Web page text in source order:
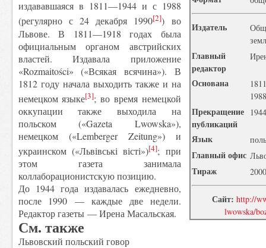
Издатель
Главный
редактор
Основана
1988
Прекращение
публикаций
1944
Язык
Главный офис
Тираж
Сайт: http://
lwowska/
издававшаяся в 1811—1944 и с 1988
(регулярно с 24 декабря 1990[2]) во
Львове. В 1811—1918 годах была
официальным органом австрийских
властей. Издавала приложение
«Rozmaitości» («Всякая всячина»). В
1812 году начала выходить также и на
немецком языке[3]; во время немецкой
оккупации также выходила на
польском («Gazeta Lwowska»),
немецком («Lemberger Zeitung») и
украинском («Львівські вісті»)[4]; при
этом газета занимала
коллаборационистскую позицию.
До 1944 года издавалась ежедневно,
после 1990 — каждые две недели.
Редактор газеты — Ирена Масальская.
См. также
Львовский польский говор